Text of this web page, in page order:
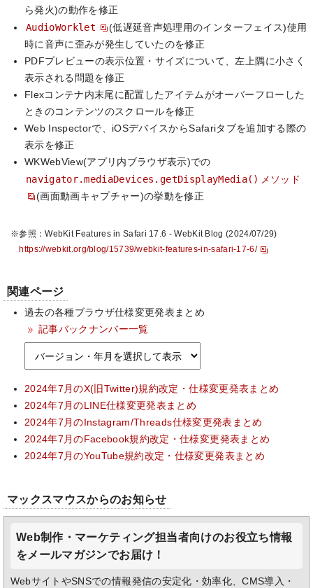
ら発火)の動作を修正
AudioWorklet
(低遅延音声処理用のインターフェイス)使用
時に音声に歪みが発生していたのを修正
PDFプレビューの表示位置・サイズについて、左上隅に小さく
表示される問題を修正
Flexコンテナ内末尾に配置したアイテムがオーバーフローした
ときのコンテンツのスクロールを修正
Web Inspectorで、iOSデバイスからSafariタブを追加する際の
表示を修正
WKWebView(アプリ内ブラウザ表示)での
navigator.mediaDevices.getDisplayMedia() メソッド
(画面動画キャプチャー)の挙動を修正
※参照：WebKit Features in Safari 17.6 - WebKit Blog (2024/07/29)
https://webkit.org/blog/15739/webkit-features-in-safari-17-6/
関連ページ
過去の各種ブラウザ仕様変更発表まとめ
記事バックナンバー一覧
2024年7月のX(旧Twitter)規約改定・仕様変更発表まとめ
2024年7月のLINE仕様変更発表まとめ
2024年7月のInstagram/Threads仕様変更発表まとめ
2024年7月のFacebook規約改定・仕様変更発表まとめ
2024年7月のYouTube規約改定・仕様変更発表まとめ
マックスマウスからのお知らせ
Web制作・マーケティング担当者向けのお役立ち情報
をメールマガジンでお届け！
WebサイトやSNSでの情報発信の安定化・効率化、CMS導入・